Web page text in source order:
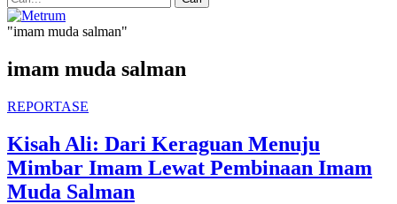
"imam muda salman"
imam muda salman
REPORTASE
Kisah Ali: Dari Keraguan Menuju
Mimbar Imam Lewat Pembinaan Imam
Muda Salman